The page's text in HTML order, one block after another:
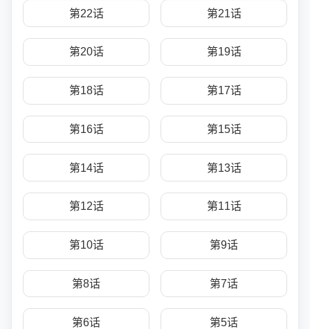
第22话 第21话
第20话 第19话
第18话 第17话
第16话 第15话
第14话 第13话
第12话 第11话
第10话 第9话
第8话 第7话
第6话 第5话